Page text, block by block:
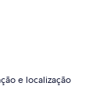
e localização